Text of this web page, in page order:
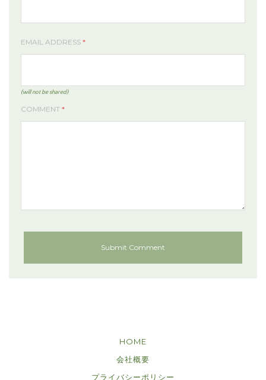
EMAIL ADDRESS *
(will not be shared)
COMMENT *
HOME
会社概要
プライバシーポリシー